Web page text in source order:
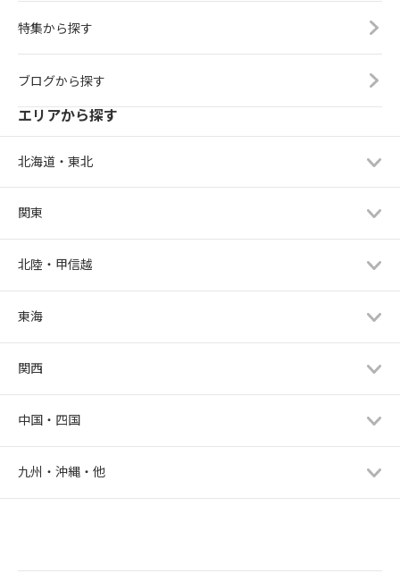
特集から探す
ブログから探す
エリアから探す
北海道・東北
関東
北陸・甲信越
東海
関西
中国・四国
九州・沖縄・他